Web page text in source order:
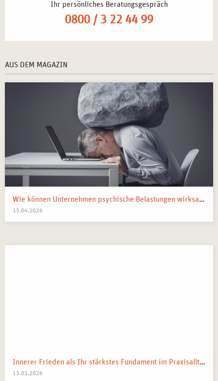
Ihr persönliches Beratungsgespräch
0800 / 3 22 44 99
AUS DEM MAGAZIN
Wie können Unternehmen psychische Belastungen wirksam reduzieren?
15.04.2026
Innerer Frieden als Ihr stärkstes Fundament im Praxisalltag
13.03.2026